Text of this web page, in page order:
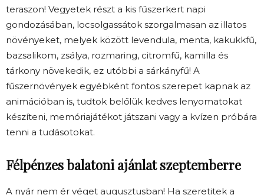
teraszon! Vegyetek részt a kis fűszerkert napi
gondozásában, locsolgassátok szorgalmasan az illatos
növényeket, melyek között levendula, menta, kakukkfű,
bazsalikom, zsálya, rozmaring, citromfű, kamilla és
tárkony növekedik, ez utóbbi a sárkányfű! A
fűszernövények egyébként fontos szerepet kapnak az
animációban is, tudtok belőlük kedves lenyomatokat
készíteni, memóriajátékot játszani vagy a kvízen próbára
tenni a tudásotokat.
Félpénzes balatoni ajánlat szeptemberre
A nyár nem ér véget augusztusban! Ha szeretitek a